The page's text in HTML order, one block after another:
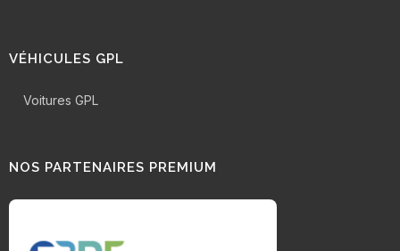
VÉHICULES GPL
Voitures GPL
NOS PARTENAIRES PREMIUM